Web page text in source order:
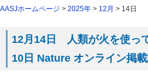
AASJホームページ > 2025年 > 12月 > 14日
12月14日 人類が火を使っ
10日 Nature オンライン掲載